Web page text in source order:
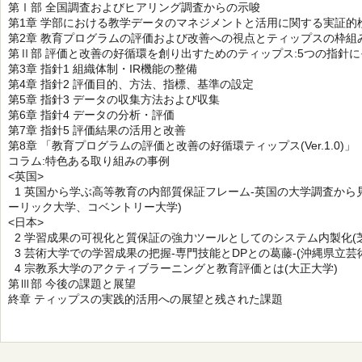
第Ⅰ部 全国調査およびヒアリング調査からの示唆
第1章 学部における教学データのマネジメントと活用に関する実証的
第2章 教育プログラムの評価および改善への視点とティップスの枠組
第Ⅱ部 評価と改善の好循環を創り出すためのティップス:5つの指針
第3章 指針1 組織体制・IR機能の整備
第4章 指針2 評価目的、方法、指標、基準の設定
第5章 指針3 データの収集方法および収集
第6章 指針4 データの分析・評価
第7章 指針5 評価結果の活用と改善
第8章 「教育プログラムの評価と改善の好循環ティップス(Ver.1.0)」
コラム:特色ある取り組みの事例
<英国>
1 英国から学ぶ高等教育の内部質保証フレーム-英国の大学調査か
ーリック大学、コベントリー大学)
<日本>
2 学習成果の可視化と質保証の強力ツールとしてのシステム内製化(
3 芸術大学での学習成果の把握-専門技能とDPとの葛藤-(沖縄県立芸
4 宗教系大学のアクティブラーニングと教育評価とは(大正大学)
第Ⅲ部 今後の課題と展望
終章 ティップスの実践的活用への展望と残された課題